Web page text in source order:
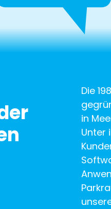
Die
in
Unter